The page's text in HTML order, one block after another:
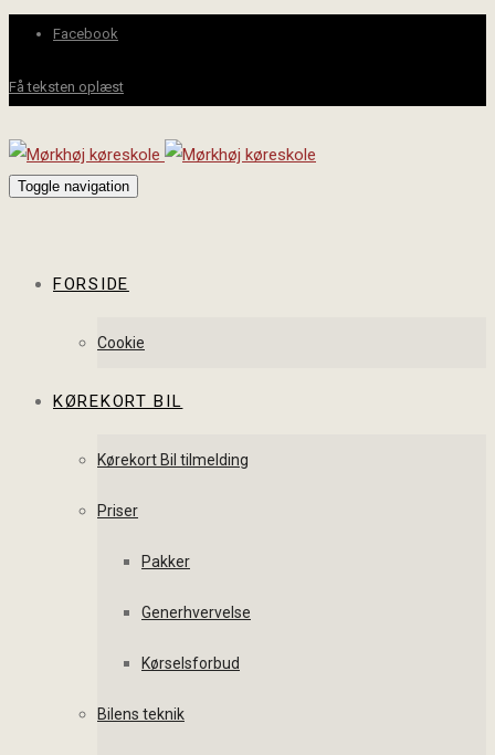
Facebook
Få teksten oplæst
Toggle navigation
FORSIDE
Cookie
KØREKORT BIL
Kørekort Bil tilmelding
Priser
Pakker
Generhvervelse
Kørselsforbud
Bilens teknik